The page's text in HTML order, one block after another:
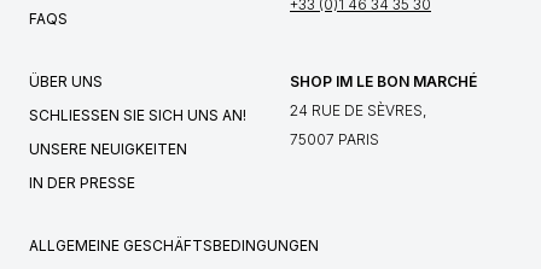
FAQS
+33 (0)1 46 34 35 30
ÜBER UNS
SCHLIESSEN SIE SICH UNS AN!
UNSERE NEUIGKEITEN
IN DER PRESSE
SHOP IM LE BON MARCHÉ
24 RUE DE SÈVRES,
75007 PARIS
ALLGEMEINE GESCHÄFTSBEDINGUNGEN